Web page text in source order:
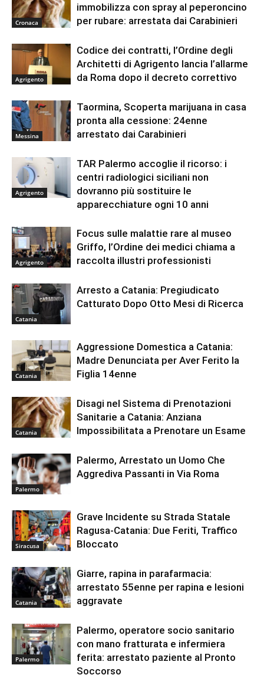
Cronaca
immobilizza con spray al peperoncino
per rubare: arrestata dai Carabinieri
Agrigento
Codice dei contratti, l’Ordine degli
Architetti di Agrigento lancia l’allarme
da Roma dopo il decreto correttivo
Messina
Taormina, Scoperta marijuana in casa
pronta alla cessione: 24enne
arrestato dai Carabinieri
Agrigento
TAR Palermo accoglie il ricorso: i
centri radiologici siciliani non
dovranno più sostituire le
apparecchiature ogni 10 anni
Agrigento
Focus sulle malattie rare al museo
Griffo, l’Ordine dei medici chiama a
raccolta illustri professionisti
Catania
Arresto a Catania: Pregiudicato
Catturato Dopo Otto Mesi di Ricerca
Catania
Aggressione Domestica a Catania:
Madre Denunciata per Aver Ferito la
Figlia 14enne
Catania
Disagi nel Sistema di Prenotazioni
Sanitarie a Catania: Anziana
Impossibilitata a Prenotare un Esame
Palermo
Palermo, Arrestato un Uomo Che
Aggrediva Passanti in Via Roma
Siracusa
Grave Incidente su Strada Statale
Ragusa-Catania: Due Feriti, Traffico
Bloccato
Catania
Giarre, rapina in parafarmacia:
arrestato 55enne per rapina e lesioni
aggravate
Palermo
Palermo, operatore socio sanitario
con mano fratturata e infermiera
ferita: arrestato paziente al Pronto
Soccorso